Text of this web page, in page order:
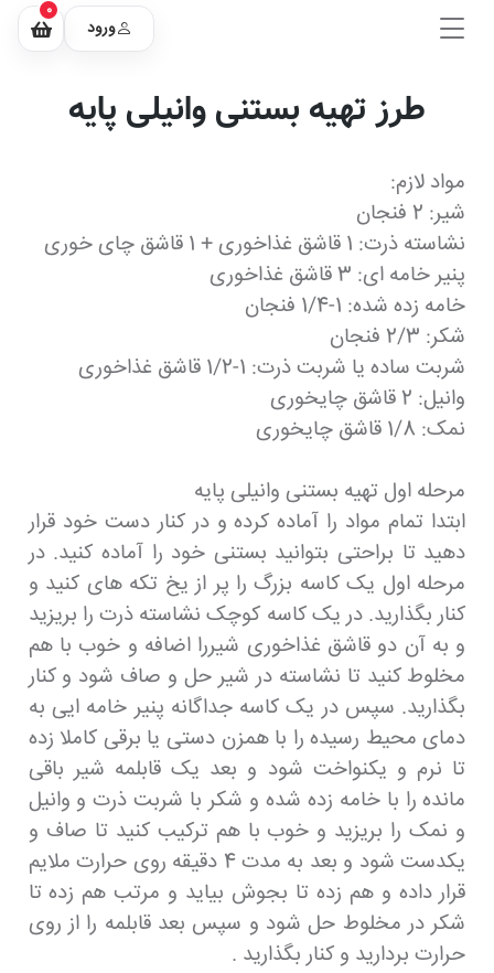
ورود
0
طرز تهیه بستنی وانیلی پایه
مواد لازم:
شیر: 2 فنجان
نشاسته ذرت: 1 قاشق غذاخوری + 1 قاشق چای خوری
پنیر خامه ای: 3 قاشق غذاخوری
خامه زده شده: 1-1/4 فنجان
شکر: 2/3 فنجان
شربت ساده یا شربت ذرت: 1-1/2 قاشق غذاخوری
وانیل: 2 قاشق چایخوری
نمک: 1/8 قاشق چایخوری
مرحله اول تهیه بستنی وانیلی پایه
ابتدا تمام مواد را آماده کرده و در کنار دست خود قرار
دهید تا براحتی بتوانید بستنی خود را آماده کنید. در
مرحله اول یک کاسه بزرگ را پر از یخ تکه های کنید و
کنار بگذارید. در یک کاسه کوچک نشاسته ذرت را بریزید
و به آن دو قاشق غذاخوری شیررا اضافه و خوب با هم
مخلوط کنید تا نشاسته در شیر حل و صاف شود و کنار
بگذارید. سپس در یک کاسه جداگانه پنیر خامه ایی به
دمای محیط رسیده را با همزن دستی یا برقی کاملا زده
تا نرم و یکنواخت شود و بعد یک قابلمه شیر باقی
مانده را با خامه زده شده و شکر با شربت ذرت و وانیل
و نمک را بریزید و خوب با هم ترکیب کنید تا صاف و
یکدست شود و بعد به مدت 4 دقیقه روی حرارت ملایم
قرار داده و هم زده تا بجوش بیاید و مرتب هم زده تا
شکر در مخلوط حل شود و سپس بعد قابلمه را از روی
حرارت بردارید و کنار بگذارید .